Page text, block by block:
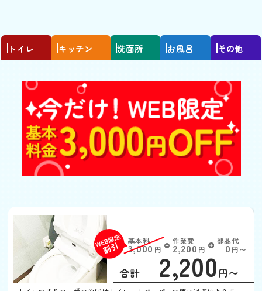
トイレ キッチン 洗面所 お風呂 その他
基本料
3,000 円 W
EB
限
定
割
作業費
2,200 円
部品代
0円〜
合計 2,200 円〜